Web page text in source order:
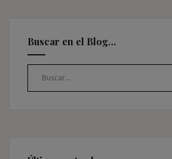
Buscar en el Blog…